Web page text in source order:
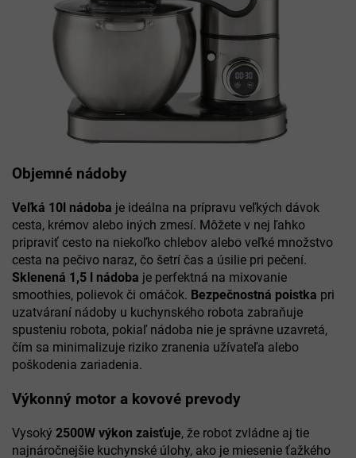
Objemné nádoby
Veľká 10l nádoba je ideálna na prípravu veľkých dávok
cesta, krémov alebo iných zmesí. Môžete v nej ľahko
pripraviť cesto na niekoľko chlebov alebo veľké množstvo
cesta na pečivo naraz, čo šetrí čas a úsilie pri pečení.
Sklenená 1,5 l nádoba je perfektná na mixovanie
smoothies, polievok či omáčok. Bezpečnostná poistka pri
uzatváraní nádoby u kuchynského robota zabraňuje
spusteniu robota, pokiaľ nádoba nie je správne uzavretá,
čím sa minimalizuje riziko zranenia užívateľa alebo
poškodenia zariadenia.
Výkonný motor a kovové prevody
Vysoký 2500W výkon zaisťuje, že robot zvládne aj tie
najnáročnejšie kuchynské úlohy, ako je miesenie ťažkého